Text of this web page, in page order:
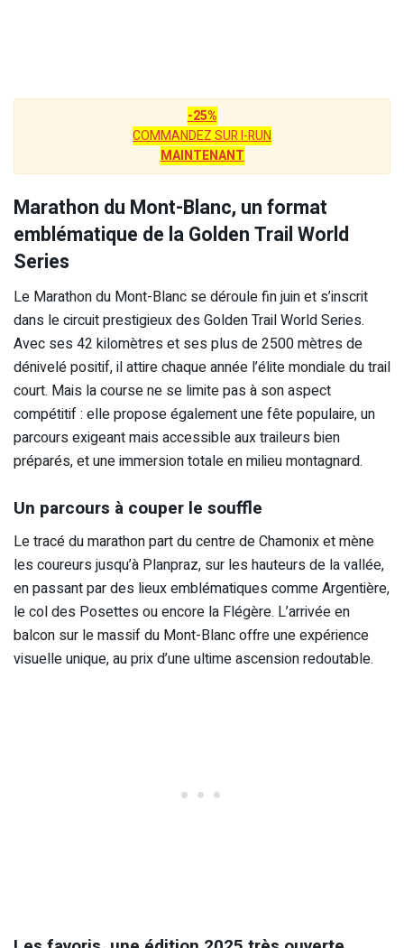
-25%
COMMANDEZ SUR I-RUN
MAINTENANT
Marathon du Mont-Blanc, un format
emblématique de la Golden Trail World
Series
Le Marathon du Mont-Blanc se déroule fin juin et s’inscrit
dans le circuit prestigieux des Golden Trail World Series.
Avec ses 42 kilomètres et ses plus de 2500 mètres de
dénivelé positif, il attire chaque année l’élite mondiale du trail
court. Mais la course ne se limite pas à son aspect
compétitif : elle propose également une fête populaire, un
parcours exigeant mais accessible aux traileurs bien
préparés, et une immersion totale en milieu montagnard.
Un parcours à couper le souffle
Le tracé du marathon part du centre de Chamonix et mène
les coureurs jusqu’à Planpraz, sur les hauteurs de la vallée,
en passant par des lieux emblématiques comme Argentière,
le col des Posettes ou encore la Flégère. L’arrivée en
balcon sur le massif du Mont-Blanc offre une expérience
visuelle unique, au prix d’une ultime ascension redoutable.